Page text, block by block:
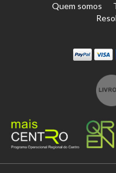
Quem somos
MastercardMaestro
Visa